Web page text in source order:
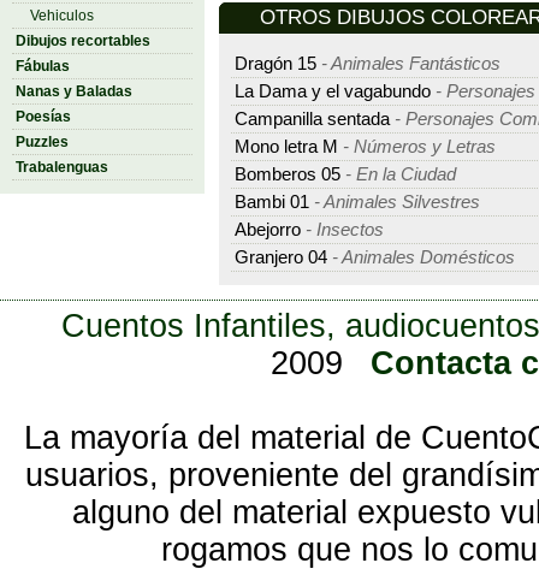
Vehiculos
Dibujos recortables
Fábulas
Nanas y Baladas
Poesías
Puzzles
Trabalenguas
OTROS DIBUJOS
Dragón 15 - Animales Fantásticos
La Dama y el vagabundo -
Campanilla sentada - Personajes
Mono letra M - Números y Letras
Bomberos 05 - En la Ciudad
Bambi 01 - Animales Silvestres
Abejorro - Insectos
Granjero 04 - Animales Domésticos
Cuentos Infantiles,
2009
Contacta
La mayoría del material de
usuarios, proveniente del
alguno del material expuesto
rogamos que nos lo